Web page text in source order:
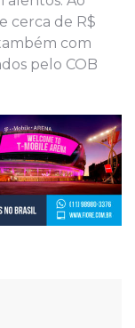
cerca de R$
com
pelo COB